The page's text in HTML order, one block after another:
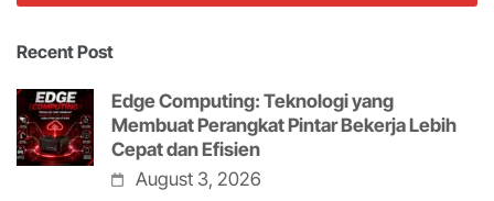
Recent Post
Edge Computing: Teknologi yang
Membuat Perangkat Pintar Bekerja Lebih
Cepat dan Efisien
August 3, 2026